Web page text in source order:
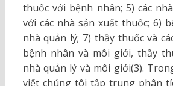
thuốc với bệnh nhân; 5) các
với các nhà sản xuất thuốc; 6)
nhà quản lý; 7) thầy thuốc và
bệnh nhân và môi giới, thầy
nhà quản lý và môi giới(3).
viết chúng tôi tập trung phân